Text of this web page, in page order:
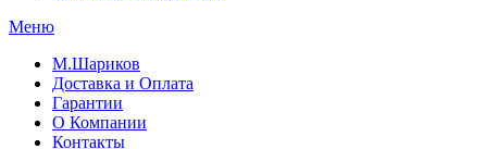
Меню
М.Шариков
Доставка и Оплата
Гарантии
О Компании
Контакты